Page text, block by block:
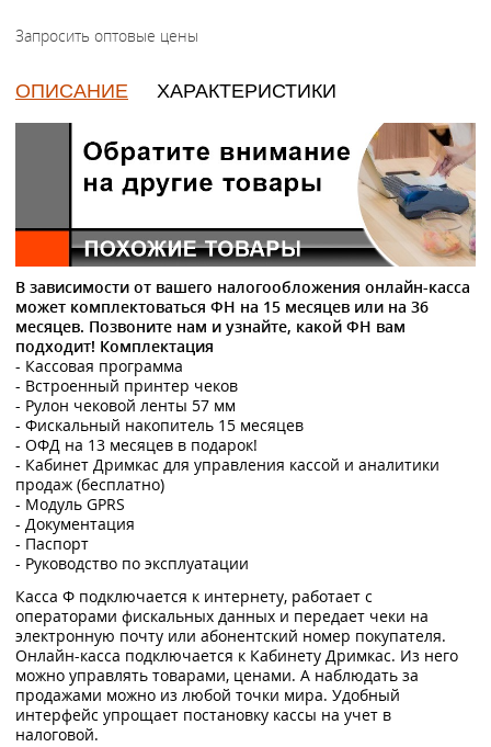
ОПИСАНИЕ ХАРАКТЕРИСТИКИ
В зависимости от вашего налогообложения онлайн-касса
может комплектоваться ФН на 15 месяцев или на 36
месяцев. Позвоните нам и узнайте, какой ФН вам
подходит! Комплектация
- Кассовая программа
- Встроенный принтер чеков
- Рулон чековой ленты 57 мм
- Фискальный накопитель 15 месяцев
- ОФД на 13 месяцев в подарок!
- Кабинет Дримкас для управления кассой и аналитики
продаж (бесплатно)
- Модуль GPRS
- Документация
- Паспорт
- Руководство по эксплуатации
Касса Ф подключается к интернету, работает с
операторами фискальных данных и передает чеки на
электронную почту или абонентский номер покупателя.
Онлайн-касса подключается к Кабинету Дримкас. Из него
можно управлять товарами, ценами. А наблюдать за
продажами можно из любой точки мира. Удобный
интерфейс упрощает постановку кассы на учет в
налоговой.